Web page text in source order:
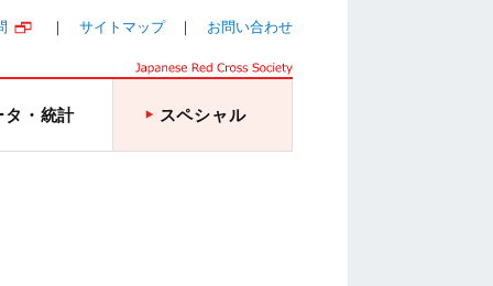
サイトマップ お問い合わせ
タ・統計 スペシャル